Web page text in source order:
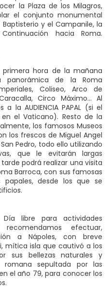
la Plaza de los Milagros,
el conjunto monumental
y el Campanile, la
hacia Roma.
primera hora de la mañana
panorámica de la Roma
Coliseo, Arco de
Circo Máximo… Al
la AUDIENCIA PAPAL (si el
el Vaticano). Resto de la
los famosos Museos
los frescos de Miguel Angel
Pedro, todo ello utilizando
que le evitarán largas
podrá realizar una visita
Barroca, con sus famosas
papales, desde los que se
libre para actividades
efectuar,
a Nápoles, con breve
mítica isla que cautivó a los
sus bellezas naturales y
romana sepultada por las
el año 79, para conocer los